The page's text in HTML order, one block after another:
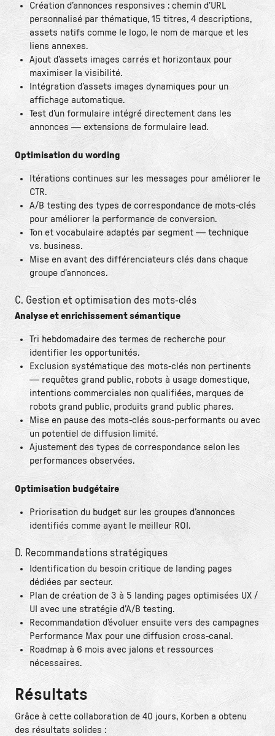
Création d’annonces responsives : chemin d’URL
personnalisé par thématique, 15 titres, 4 descriptions,
assets natifs comme le logo, le nom de marque et les
liens annexes.
Ajout d’assets images carrés et horizontaux pour
maximiser la visibilité.
Intégration d’assets images dynamiques pour un
affichage automatique.
Test d’un formulaire intégré directement dans les
annonces — extensions de formulaire lead.
Optimisation du wording
Itérations continues sur les messages pour améliorer le
CTR.
A/B testing des types de correspondance de mots-clés
pour améliorer la performance de conversion.
Ton et vocabulaire adaptés par segment — technique
vs. business.
Mise en avant des différenciateurs clés dans chaque
groupe d’annonces.
C. Gestion et optimisation des mots-clés
Analyse et enrichissement sémantique
Tri hebdomadaire des termes de recherche pour
identifier les opportunités.
Exclusion systématique des mots-clés non pertinents
— requêtes grand public, robots à usage domestique,
intentions commerciales non qualifiées, marques de
robots grand public, produits grand public phares.
Mise en pause des mots-clés sous-performants ou avec
un potentiel de diffusion limité.
Ajustement des types de correspondance selon les
performances observées.
Optimisation budgétaire
Priorisation du budget sur les groupes d’annonces
identifiés comme ayant le meilleur ROI.
D. Recommandations stratégiques
Identification du besoin critique de landing pages
dédiées par secteur.
Plan de création de 3 à 5 landing pages optimisées UX /
UI avec une stratégie d’A/B testing.
Recommandation d’évoluer ensuite vers des campagnes
Performance Max pour une diffusion cross-canal.
Roadmap à 6 mois avec jalons et ressources
nécessaires.
Résultats
Grâce à cette collaboration de 40 jours, Korben a obtenu
des résultats solides :